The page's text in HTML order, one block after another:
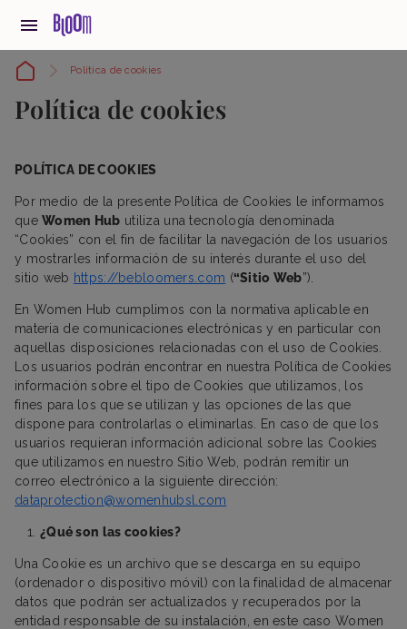
Política de cookies
Política de cookies
POLÍTICA DE COOKIES
Por medio de la presente Política de Cookies le informamos
queWomen Hub utiliza una tecnología denominada
“Cookies” con el fin de facilitar la navegación de los usuarios
y mostrarles información de su interés durante el uso del
sitio web https://bebloomers.com (“Sitio Web”).
En Women Hub cumplimos con la normativa aplicable en
materia de comunicaciones electrónicas y en particular con
aquellas disposiciones relacionadas con el uso de Cookies.
Los usuarios podrán encontrar en nuestra Política de Cookies
información sobre el tipo de Cookies que utilizamos, los
fines para los que se utilizan y las opciones de las que
dispone para controlarlas o eliminarlas. En caso de que los
usuarios requieran información adicional sobre las Cookies
que utilizamos en nuestro Sitio Web, podrán remitir un
correo electrónico a la siguiente dirección:
dataprotection@womenhubsl.com
¿Qué son las cookies?
Una Cookie es un archivo que se descarga en su equipo
(ordenador o dispositivo móvil) con la finalidad de almacenar
datos que podrán ser actualizados y recuperados por la
entidad responsable de su instalación, en este caso Women